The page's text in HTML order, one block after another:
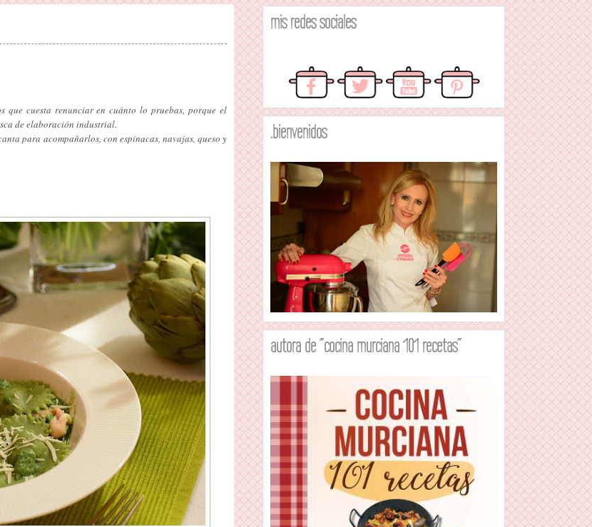
que cuesta renunciar en cuánto lo pruebas, porque el
de elaboración industrial.
para acompañarlos, con espinacas, navajas, queso y
mis redes sociales
.bienvenidos
autora de "cocina murciana 101 recetas"